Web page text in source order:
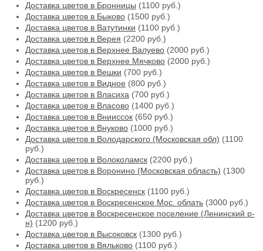
Доставка цветов в Бронницы (1100 руб.)
Доставка цветов в Быково (1500 руб.)
Доставка цветов в Ватутинки (1100 руб.)
Доставка цветов в Верея (2200 руб.)
Доставка цветов в Верхнее Валуево (2000 руб.)
Доставка цветов в Верхнее Мячково (2000 руб.)
Доставка цветов в Вешки (700 руб.)
Доставка цветов в Видное (800 руб.)
Доставка цветов в Власиха (700 руб.)
Доставка цветов в Власово (1400 руб.)
Доставка цветов в Внииссок (650 руб.)
Доставка цветов в Внуково (1000 руб.)
Доставка цветов в Володарского (Московская обл) (1100
руб.)
Доставка цветов в Волоколамск (2200 руб.)
Доставка цветов в Воронино (Московская область) (1300
руб.)
Доставка цветов в Воскресенск (1100 руб.)
Доставка цветов в Воскресенское Мос. облать (3000 руб.)
Доставка цветов в Воскресенское поселение (Ленинский р-
н) (1200 руб.)
Доставка цветов в Высоковск (1300 руб.)
Доставка цветов в Вяльково (1100 руб.)